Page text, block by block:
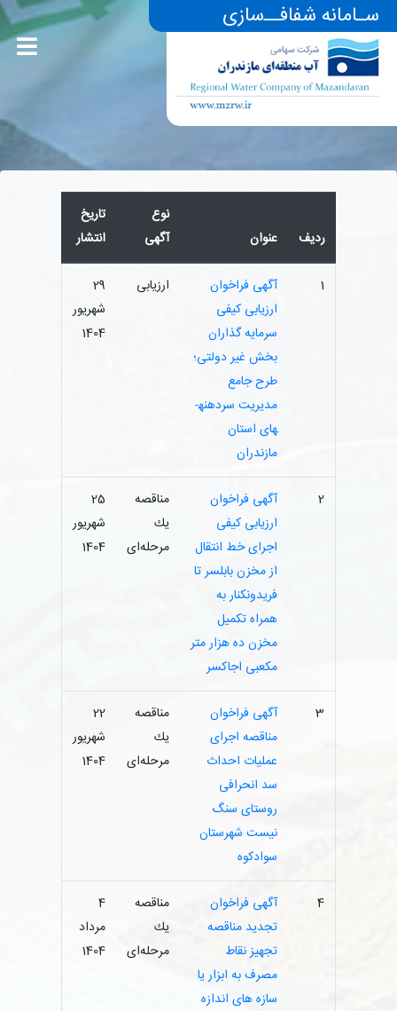
سـامانه شفافــ‌سازی
ردیف عنوان
نوع
آگهی
تاریخ
انتشار
آگهی فراخوان
ارزیابی کیفی
سرمایه گذاران
بخش غیر دولتی؛
طرح جامع
مدیریت سردهنه­
های استان
مازندران
ارزیابی
29
شهریور
1404
آگهی فراخوان
ارزیابی کیفی
اجرای خط انتقال
از مخزن بابلسر تا
فریدونکنار به
همراه تکمیل
مخزن ده هزار متر
مکعبی اجاکسر
مناقصه
یك
مرحله‌ای
25
شهریور
1404
آگهی فراخوان
مناقصه اجرای
عملیات احداث
سد انحرافی
روستای سنگ
نیست شهرستان
سوادکوه
مناقصه
یك
مرحله‌ای
22
شهریور
1404
آگهی فراخوان
تجدید مناقصه
تجهیز نقاط
مصرف به ابزار یا
سازه های اندازه
مناقصه
یك
مرحله‌ای
مرداد
1404